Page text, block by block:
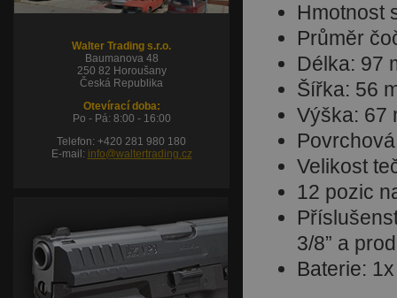
Hmotnost
Průměr
Délka: 97
Šířka: 56
Výška: 67
Velikost
12 pozic
3/8” a
Baterie:
Walter Trading s.r.o.
Baumanova 48
250 82 Horoušany
Česká Republika
Otevírací doba:
Po - Pá: 8:00 - 16:00
Telefon: +420 281 980 180
E-mail: info@waltertrading.cz